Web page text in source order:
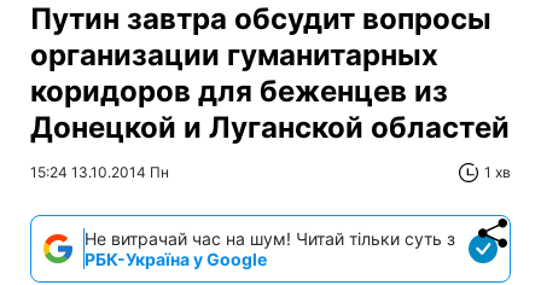
Путин завтра обсудит вопросы
организации гуманитарных
коридоров для беженцев из
Донецкой и Луганской областей
15:24 13.10.2014 Пн 1 хв
Не витрачай час на шум! Читай тільки суть з
РБК-Україна у Google